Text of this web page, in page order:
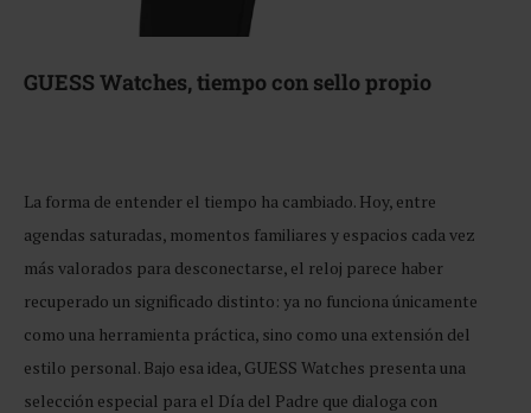
GUESS Watches, tiempo con sello propio
La forma de entender el tiempo ha cambiado. Hoy, entre
agendas saturadas, momentos familiares y espacios cada vez
más valorados para desconectarse, el reloj parece haber
recuperado un significado distinto: ya no funciona únicamente
como una herramienta práctica, sino como una extensión del
estilo personal. Bajo esa idea, GUESS Watches presenta una
selección especial para el Día del Padre que dialoga con